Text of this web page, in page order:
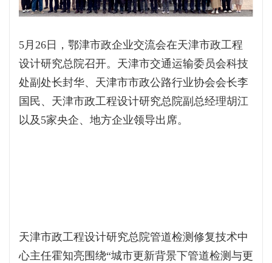
5月26日，鄂津市政企业交流会在天津市政工程
设计研究总院召开。天津市交通运输委员会科技
处副处长封华、天津市市政公路行业协会会长李
国民、天津市政工程设计研究总院副总经理胡江
以及5家央企、地方企业领导出席。
天津市政工程设计研究总院管道检测修复技术中
心主任霍知亮围绕“城市更新背景下管道检测与更